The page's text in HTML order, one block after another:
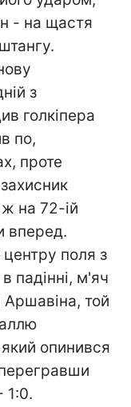
- на щастя
з
голкіпера
по,
проте
на 72-ій
вперед.
центру поля з
падінні, м'яч
Аршавіна, той
опинився
1:0.